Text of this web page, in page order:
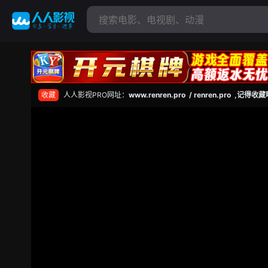
收藏 人人影视PRO网址： www.renren.pro / renren.pro ,记得收藏